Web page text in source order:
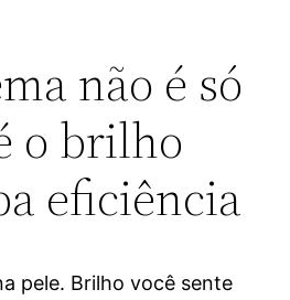
não é só
o brilho
eficiência
pele. Brilho você sente